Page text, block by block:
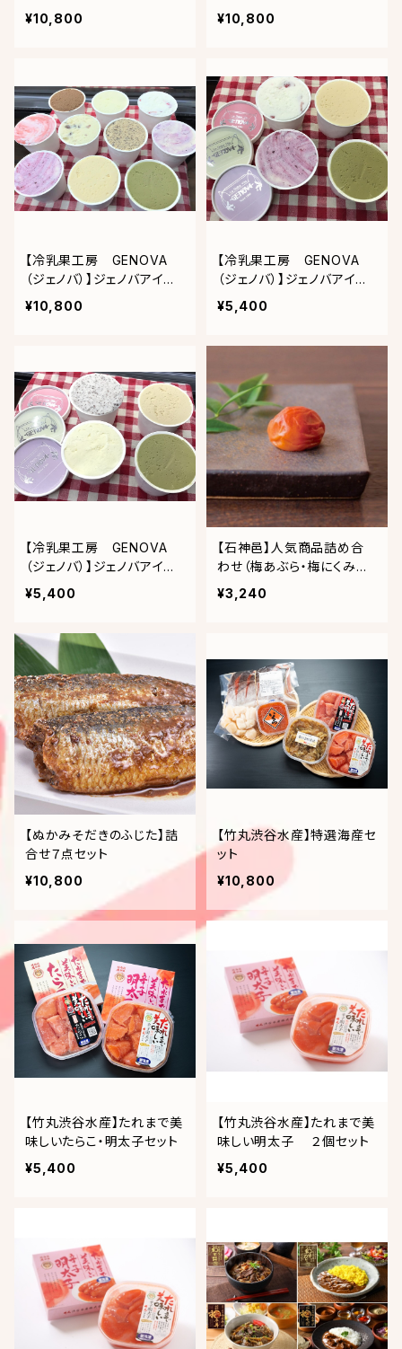
個入り(ピスタチオ×8・ジャ
ージーミルク)
¥10,800
(大人気ピスタチオを中心と
した10個入り)
¥10,800
【冷乳果工房 GENOVA
（ジェノバ）】ジェノバアイス
(季節商品を含む10個入り)
¥10,800
【冷乳果工房 GENOVA
（ジェノバ）】ジェノバアイス4
個入り(ピスタチオ・塩キャラ
メル・ストロベリー・ヨーグ
¥5,400
【冷乳果工房 GENOVA
（ジェノバ）】ジェノバアイス4
個入り(ピスタチオ・バニラ・
アールグレー・チョコチップ)
¥5,400
【石神邑】人気商品詰め合
わせ（梅あぶら・梅にくみそ・
うす塩味梅干）
¥3,240
【ぬかみそだきのふじた】詰
合せ７点セット
¥10,800
【竹丸渋谷水産】特選海産セ
ット
¥10,800
【竹丸渋谷水産】たれまで美
味しいたらこ・明太子セット
¥5,400
【竹丸渋谷水産】たれまで美
味しい明太子 ２個セット
¥5,400